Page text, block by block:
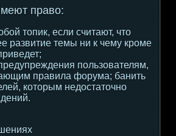
право:
топик, если считают, что
развитие темы ни к чему кроме
пользователям,
правила форума; банить
которым недостаточно